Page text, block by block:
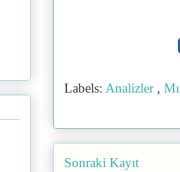
Labels: Analizler ,
Sonraki Kayıt